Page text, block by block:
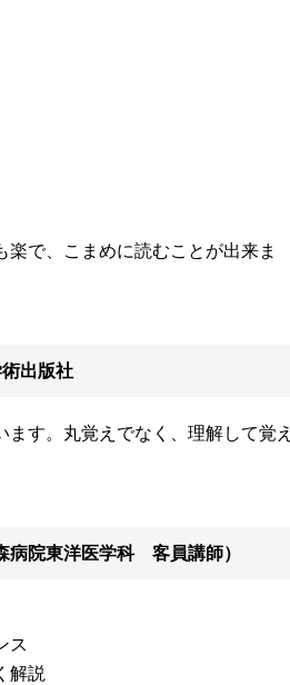
で、こまめに読むことが出来ま
出版社
す。丸覚えでなく、理解して覚え
院東洋医学科 客員講師）
ス
解説